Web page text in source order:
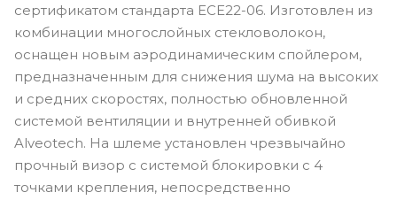
сертификатом стандарта ECE22-06. Изготовлен из
комбинации многослойных стекловолокон,
оснащен новым аэродинамическим спойлером,
предназначенным для снижения шума на высоких
и средних скоростях, полностью обновленной
системой вентиляции и внутренней обивкой
Alveotech. На шлеме установлен чрезвычайно
прочный визор с системой блокировки с 4
точками крепления, непосредственно